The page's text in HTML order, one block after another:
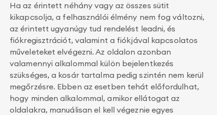
Ha az érintett néhány vagy az összes sütit
kikapcsolja, a felhasználói élmény nem fog változni,
az érintett ugyanúgy tud rendelést leadni, és
fiókregisztrációt, valamint a fiókjával kapcsolatos
műveleteket elvégezni. Az oldalon azonban
valamennyi alkalommal külön bejelentkezés
szükséges, a kosár tartalma pedig szintén nem kerül
megőrzésre. Ebben az esetben tehát előfordulhat,
hogy minden alkalommal, amikor ellátogat az
oldalakra, manuálisan el kell végeznie egyes